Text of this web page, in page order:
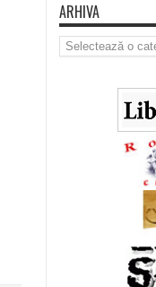
ARHIVA
Arhiva